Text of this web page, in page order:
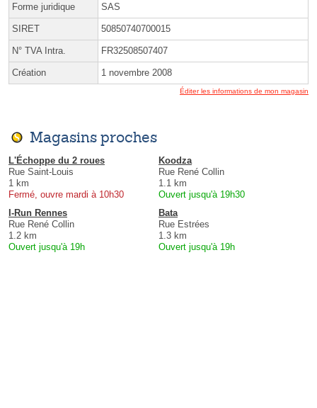
Forme juridique SAS
SIRET 50850740700015
N° TVA Intra. FR32508507407
Création 1 novembre 2008
Éditer les informations de mon magasin
Magasins proches
L'Échoppe du 2 roues
Rue Saint-Louis
1 km
Fermé, ouvre mardi à 10h30
Koodza
Rue René Collin
1.1 km
Ouvert jusqu'à 19h30
I-Run Rennes
Rue René Collin
1.2 km
Ouvert jusqu'à 19h
Bata
Rue Estrées
1.3 km
Ouvert jusqu'à 19h